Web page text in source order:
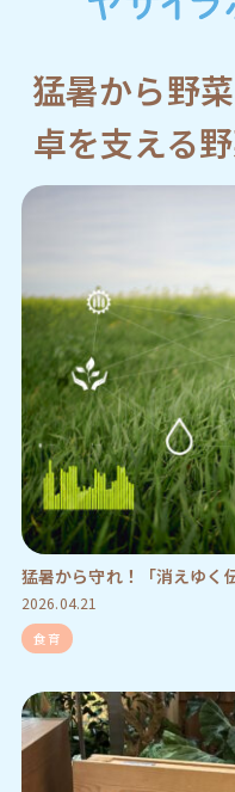
猛暑から野
卓を支える
猛暑から守れ！「消えゆく
2026.04.21
食育